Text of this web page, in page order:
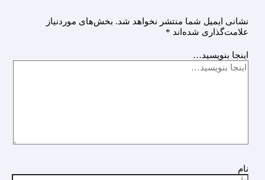
نشانی ایمیل شما منتشر نخواهد شد. بخش‌های موردنیاز
علامت‌گذاری شده‌اند *
اینجا بنویسید…
نام